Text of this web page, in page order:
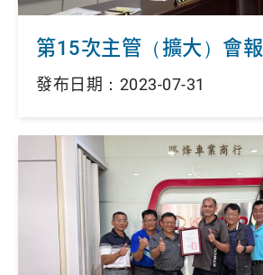
第15次主管（擴大）會報
發布日期：2023-07-31